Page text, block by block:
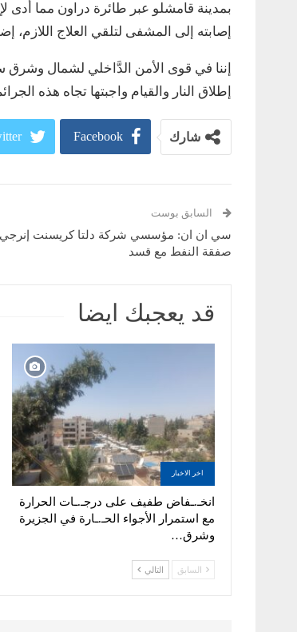
بمدينة قامشلو عبر طائرة دراون مما أدى
إصابته إلى المشفى لتلقي العلاج
إننا في قوى الأمن الدَّاخلي لشمال وشرق
إطلاق النار والقيام واجبتها تجاه هذه
شارك Facebook
السابق بوست
سي ان ان: مؤسسي شركة دلتا كريسنت إنرجي
صفقة النفط مع قسد
قد يعجبك ايضا
اخر الاخبار
انخـ.ـفاض طفيف على درجـ.ـات الحرارة
مع استمرار الأجواء الحـ.ـارة في الجزيرة
وشرق…
السابق التالي